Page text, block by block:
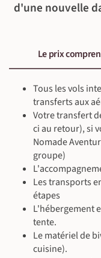
Un temps libre sur
autres articles de
À l'hôtel
Petit-déjeuner,
Guide local
En minibus privé
Visite culturelle (~4 h)
Circuit 2 - Le
Circuit 3 - Le Royal :
extensions comme
inférieurs. Il ne
À l'hôtel
Petit-déjeuner,
Guide local
En bus (20 km ~1
privé (80 km ~1 h 30)
Visite culturelle (~2 h)
d'une nouvelle
Le prix
Tous les vols
transferts aux
Votre transfert
ci au retour), si
Nomade
groupe)
Les transports
étapes
L'hébergement
tente.
Le matériel de
cuisine).